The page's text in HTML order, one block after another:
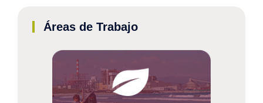
Áreas de Trabajo